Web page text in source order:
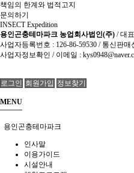
책임의 한계와 법적고지
문의하기
INSECT Expedition
용인곤충테마파크 농업회사법인(주) / 대
사업자등록번호 : 126-86-59530 / 통신판
사업자정보확인 / 이메일 :
로그인 회원가입 정보찾기
MENU
용인곤충테마파크
인사말
이용가이드
시설안내